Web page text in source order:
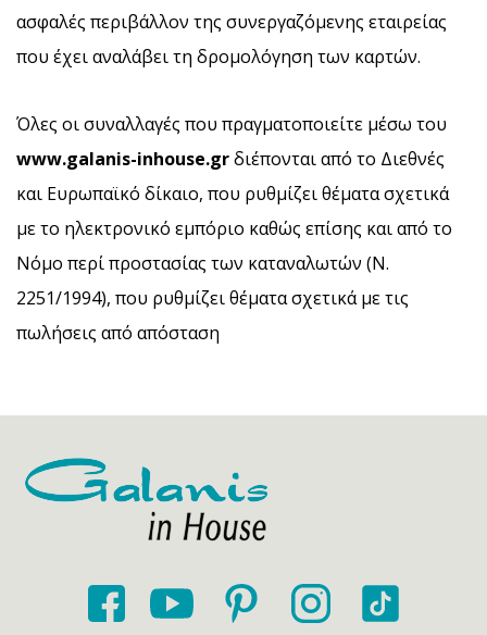
ασφαλές περιβάλλον της συνεργαζόμενης εταιρείας
που έχει αναλάβει τη δρομολόγηση των καρτών.
Όλες οι συναλλαγές που πραγματοποιείτε μέσω του
www.galanis-inhouse.grδιέπονται από το Διεθνές
και Ευρωπαϊκό δίκαιο, που ρυθμίζει θέματα σχετικά
με το ηλεκτρονικό εμπόριο καθώς επίσης και από το
Νόμο περί προστασίας των καταναλωτών (Ν.
2251/1994), που ρυθμίζει θέματα σχετικά με τις
πωλήσεις από απόσταση